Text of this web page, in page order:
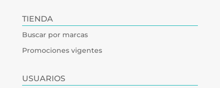
TIENDA
Buscar por marcas
Promociones vigentes
USUARIOS